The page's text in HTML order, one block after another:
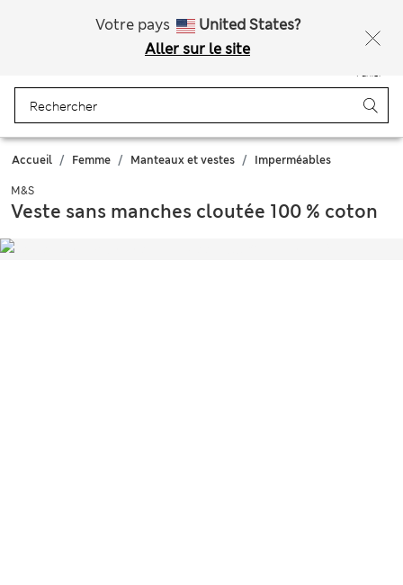
Votre pays
United States?
Aller sur le site
Panier
Accueil Femme Manteaux et vestes Imperméables
M&S
Veste sans manches cloutée 100 % coton